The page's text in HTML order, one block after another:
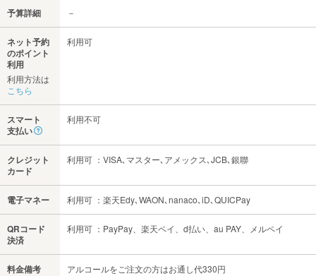
予算詳細 －
ネット予約
のポイント
利用
利用方法は
こちら
利用可
スマート
支払い
利用不可
クレジット
カード
利用可 ：VISA､マスター､アメックス､JCB､銀聯
電子マネー 利用可 ：楽天Edy､WAON､nanaco､iD､QUICPay
QRコード
決済
利用可 ：PayPay、楽天ペイ、d払い、au PAY、メルペイ
料金備考 アルコールをご注文の方はお通し代330円